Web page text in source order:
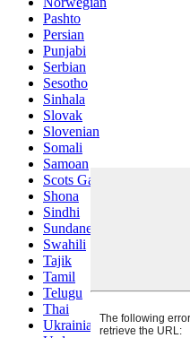
Pashto
Persian
Punjabi
Serbian
Sesotho
Sinhala
Slovak
Slovenian
Somali
Samoan
Scots Gaelic
Shona
Sindhi
Sundanese
Swahili
Tajik
Tamil
Telugu
Thai
Ukrainian